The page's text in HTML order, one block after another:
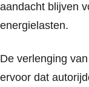
aandacht blijven
energielasten.
De verlenging
ervoor dat